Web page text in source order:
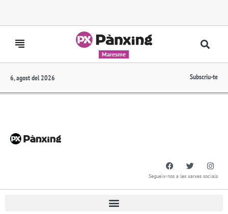
Maresme
6, agost del 2026 Subscriu-te
Segueix-nos a les xarxes socials